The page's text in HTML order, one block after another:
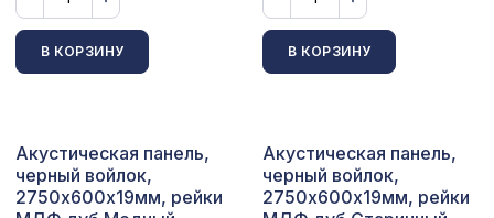
Перфорированная панель ДАМАСКО,
1030х695мм, ХДФ, белая
Перфорированная панель
ВЕРОНИКА, 2800х1250мм, ХДФ,
белая
В КОРЗИНУ В КОРЗИНУ
Акустическая панель,
черный войлок,
2750х600х19мм, рейки
Акустическая панель,
черный войлок,
2750х600х19мм, рейки